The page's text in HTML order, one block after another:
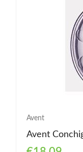
Avent
Avent